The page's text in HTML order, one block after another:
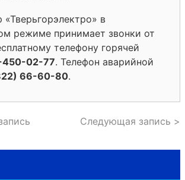
«Тверьгорэлектро» в
режиме принимает звонки от
телефону горячей
02-77. Телефон аварийной
66-60-80.
Следующая запись >